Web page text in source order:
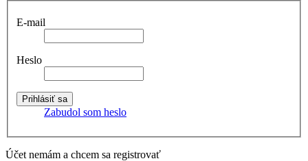
E-mail
Heslo
Zabudol som heslo
Účet nemám a chcem sa registrovať